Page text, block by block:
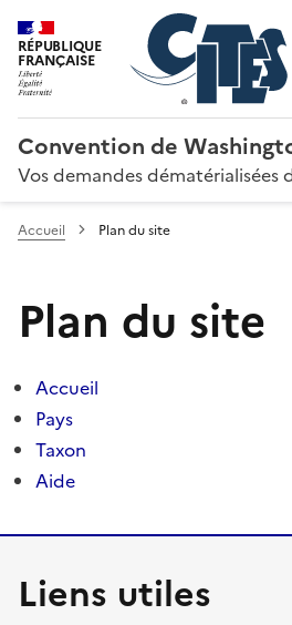
RÉPUBLIQUE
FRANÇAISE
Convention de
Vos demandes
Accueil Plan du site
Plan du site
Accueil
Pays
Taxon
Aide
Liens utiles